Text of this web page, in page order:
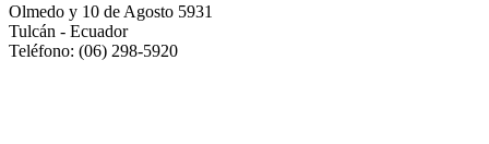
Olmedo y 10 de Agosto 5931
Tulcán - Ecuador
Teléfono: (06) 298-5920